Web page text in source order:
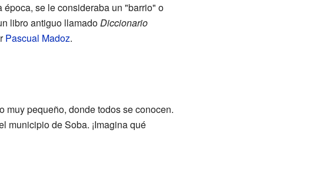
se le consideraba un "barrio" o
libro antiguo llamadoDiccionario
Pascual Madoz.
pequeño, donde todos se conocen.
municipio de Soba. ¡Imagina qué